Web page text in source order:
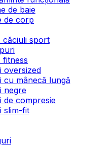
de baie
de corp
căciuli sport
fitness
oversized
cu mânecă lungă
negre
de compresie
slim-fit